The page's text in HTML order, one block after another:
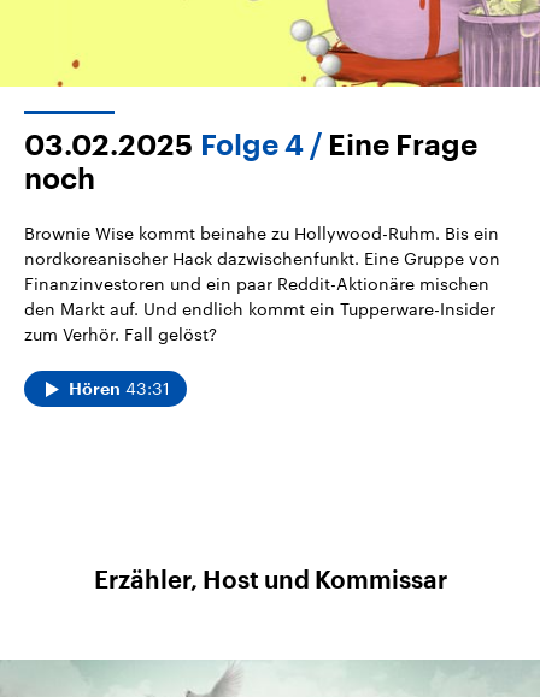
03.02.2025 Folge 4
Eine Frage
noch
Brownie Wise kommt beinahe zu Hollywood-Ruhm. Bis ein
nordkoreanischer Hack dazwischenfunkt. Eine Gruppe von
Finanzinvestoren und ein paar Reddit-Aktionäre mischen
den Markt auf. Und endlich kommt ein Tupperware-Insider
zum Verhör. Fall gelöst?
Hören 43:31
Erzähler, Host und Kommissar